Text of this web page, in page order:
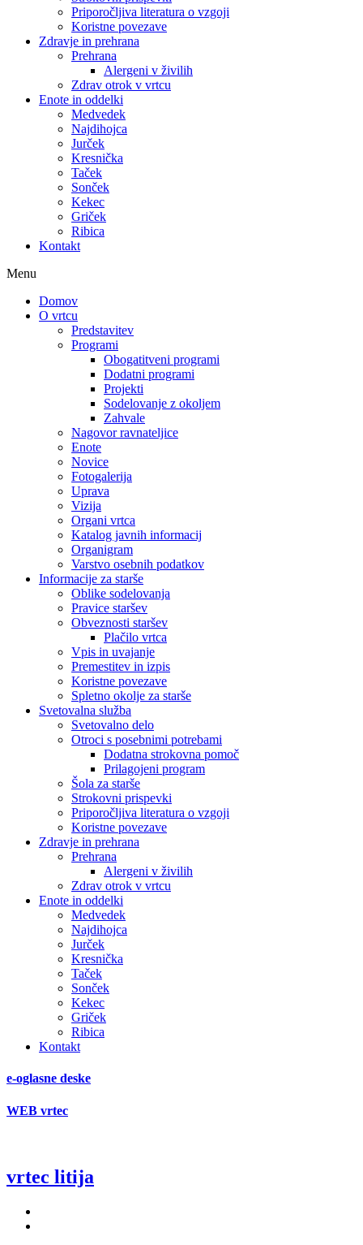
Priporočljiva literatura o vzgoji
Koristne povezave
Zdravje in prehrana
Prehrana
Alergeni v živilih
Zdrav otrok v vrtcu
Enote in oddelki
Medvedek
Najdihojca
Jurček
Kresnička
Taček
Sonček
Kekec
Griček
Ribica
Kontakt
Menu
Domov
O vrtcu
Predstavitev
Programi
Obogatitveni programi
Dodatni programi
Projekti
Sodelovanje z okoljem
Zahvale
Nagovor ravnateljice
Enote
Novice
Fotogalerija
Uprava
Vizija
Organi vrtca
Katalog javnih informacij
Organigram
Varstvo osebnih podatkov
Informacije za starše
Oblike sodelovanja
Pravice staršev
Obveznosti staršev
Plačilo vrtca
Vpis in uvajanje
Premestitev in izpis
Koristne povezave
Spletno okolje za starše
Svetovalna služba
Svetovalno delo
Otroci s posebnimi potrebami
Dodatna strokovna pomoč
Prilagojeni program
Šola za starše
Strokovni prispevki
Priporočljiva literatura o vzgoji
Koristne povezave
Zdravje in prehrana
Prehrana
Alergeni v živilih
Zdrav otrok v vrtcu
Enote in oddelki
Medvedek
Najdihojca
Jurček
Kresnička
Taček
Sonček
Kekec
Griček
Ribica
Kontakt
e-oglasne deske
WEB vrtec
vrtec litija